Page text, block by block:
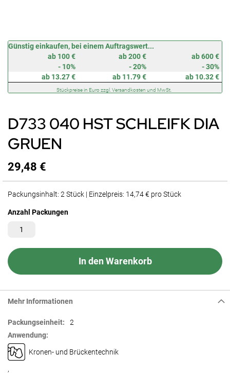
Günstig einkaufen, bei einem Auftragswert...
ab 100 €
ab 200 €
ab 600 €
- 10%
- 20%
- 30%
ab 13.27 €
ab 11.79 € ab 10.32 €
Stückpreise in Euro zzgl. Versandkosten und MwSt.
D733 040 HST SCHLEIFK DIA
GRUEN
29,48 €
Packungsinhalt: 2 Stück | Einzelpreis: 14,74 € pro Stück
Anzahl Packungen
In den Warenkorb
Zum
Anfang
springen
Mehr Informationen
Mehr
Informationen
2
Kronen- und Brückentechnik
,